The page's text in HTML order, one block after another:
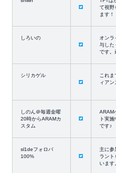
て視野
ます！
しろいの
オンラ
与した
です。
シリカゲル
これ
ィア
しのん＠毎週金曜
20時からARAMカ
スタム
ARAM
ト実
です♪
sl1deフォロバ
100%
主に参
ラント
います